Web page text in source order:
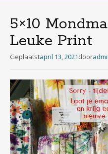
de
inhoud
5×10
Leuke Print
Geplaatstapril 13, 2021door